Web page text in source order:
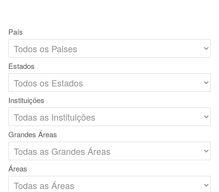
País
Estados
Instituições
Grandes Áreas
Áreas